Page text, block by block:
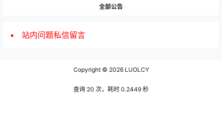
全部公告
站内问题私信留言
Copyright © 2026LUOLCY
查询 20 次，耗时 0.2449 秒